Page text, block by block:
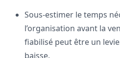
Sous-estimer le temps
l’organisation avant la
fiabilisé peut être un
baisse.